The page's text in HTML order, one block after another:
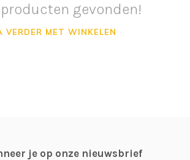
producten gevonden!
VERDER MET WINKELEN
je op onze nieuwsbrief